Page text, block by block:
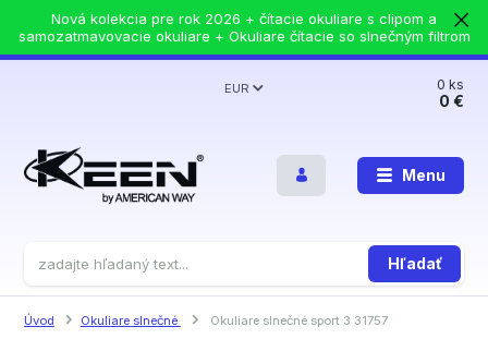
Nová kolekcia pre rok 2026 + čítacie okuliare s clipom a
samozatmavovacie okuliare + Okuliare čítacie so slnečným filtrom
Menu
EUR
Hľadať
0ks
0 €
Úvod Okuliare slnečné Okuliare slnečné sport 3 31757